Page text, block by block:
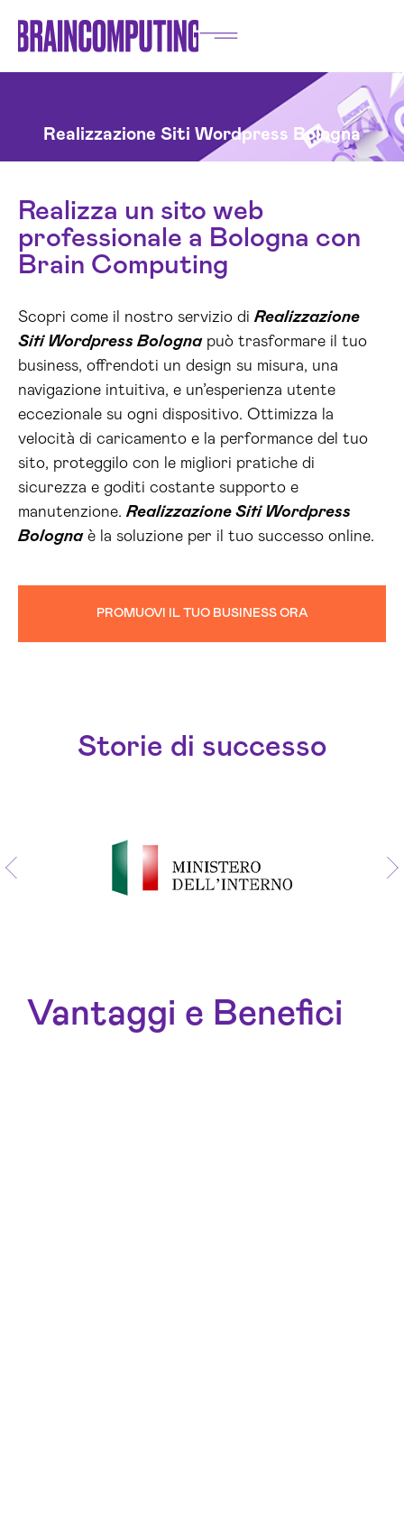
Realizzazione Siti Wordpress Bologna
Realizza un sito web
professionale a Bologna con
Brain Computing
Scopri come il nostro servizio di Realizzazione
Siti Wordpress Bolognapuò trasformare il tuo
business, offrendoti un design su misura, una
navigazione intuitiva, e un’esperienza utente
eccezionale su ogni dispositivo. Ottimizza la
velocità di caricamento e la performance del tuo
sito, proteggilo con le migliori pratiche di
sicurezza e goditi costante supporto e
manutenzione. Realizzazione Siti Wordpress
Bolognaè la soluzione per il tuo successo online.
PROMUOVI IL TUO BUSINESS ORA
Storie di successo
Vantaggi e Benefici